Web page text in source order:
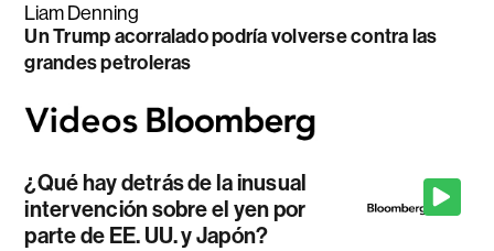
Liam Denning
Un Trump acorralado podría volverse contra las
grandes petroleras
¿Qué hay detrás de la inusual
intervención sobre el yen por
parte de EE. UU. y Japón?